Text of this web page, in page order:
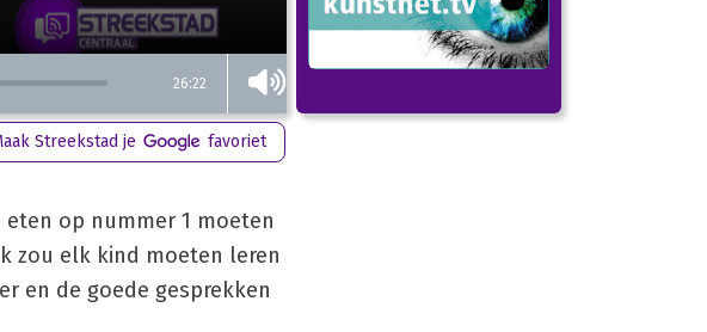
26:22
Streekstad je favoriet
op nummer 1 moeten
zou elk kind moeten leren
en de goede gesprekken